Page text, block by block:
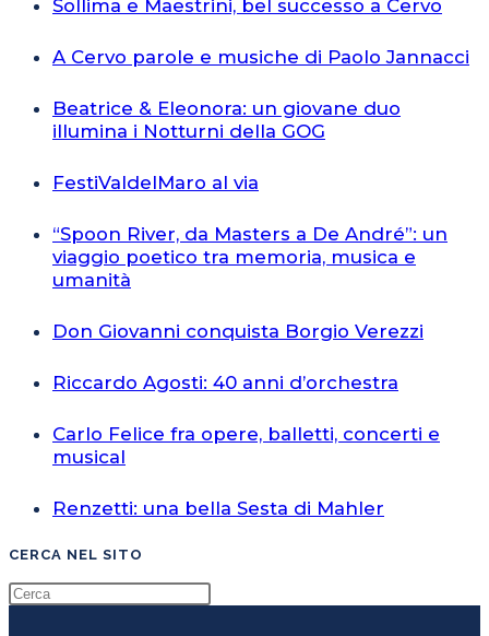
Sollima e Maestrini, bel successo a Cervo
A Cervo parole e musiche di Paolo Jannacci
Beatrice & Eleonora: un giovane duo
illumina i Notturni della GOG
FestiValdelMaro al via
“Spoon River, da Masters a De André”: un
viaggio poetico tra memoria, musica e
umanità
Don Giovanni conquista Borgio Verezzi
Riccardo Agosti: 40 anni d’orchestra
Carlo Felice fra opere, balletti, concerti e
musical
Renzetti: una bella Sesta di Mahler
CERCA NEL SITO